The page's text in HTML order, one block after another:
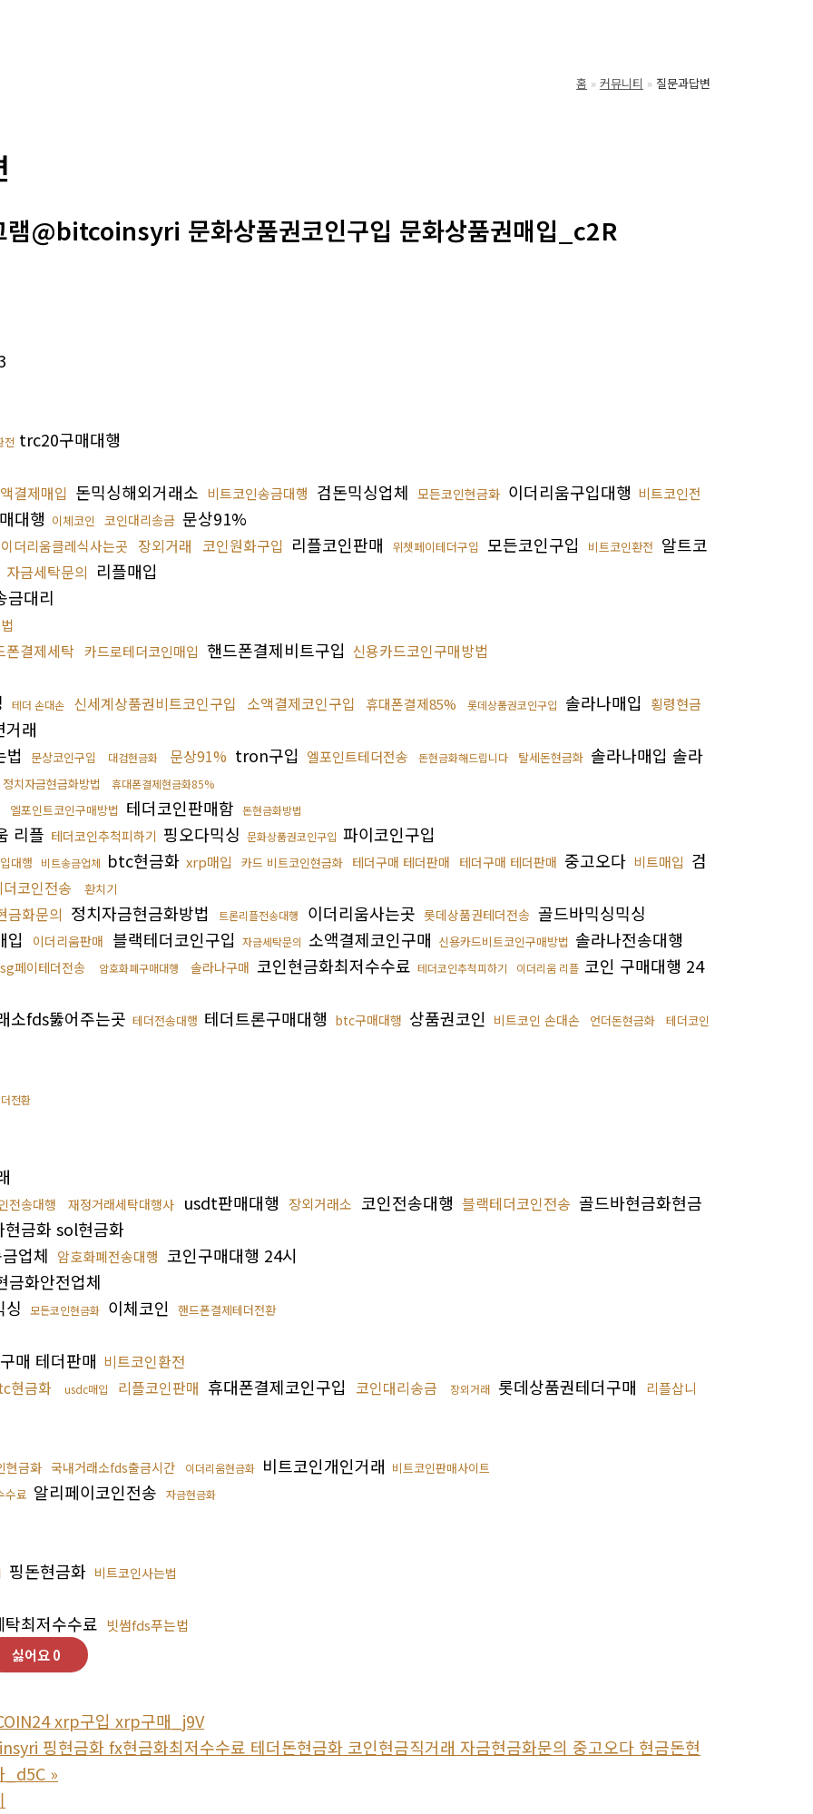
홈 커뮤니티 질문과답변
@bitcoinsyri 문화상품권코인구입 문화상품권매입_c2R
전 trc20구매대행
결제매입 돈믹싱해외거래소 비트코인송금대행 검돈믹싱업체 모든코인현금화 이더리움구입대행 비트코인전
대행 이체코인 코인대리송금 문상91%
이더리움클레식사는곳 장외거래 코인원화구입 리플코인판매 위쳇페이테더구입 모든코인구입 비트코인환전 알트코
자금세탁문의 리플매입
대리
폰결제세탁 카드로테더코인매입 핸드폰결제비트구입 신용카드코인구매방법
테더 손대손 신세계상품권비트코인구입 소액결제코인구입 휴대폰결제85% 롯데상품권코인구입 솔라나매입 횡령현금
래
문상코인구입 대검현금화 문상91% tron구입 엘포인트테더전송 돈현금화해드립니다 탈세돈현금화 솔라나매입 솔라
정치자금현금화방법 휴대폰결제현금화85%
엘포인트코인구매방법 테더코인판매함 돈현금화방법
리플 테더코인추척피하기 핑오다믹싱 문화상품권코인구입 파이코인구입
대행 비트송금업체 btc현금화 xrp매입 카드 비트코인현금화 테더구매 테더판매 테더구매 테더판매 중고오다 비트매입 검
코인전송 환치기
금화문의 정치자금현금화방법 트론리플전송대행 이더리움사는곳 롯데상품권테더전송 골드바믹싱믹싱
입
이더리움판매 블랙테더코인구입 자금세탁문의 소액결제코인구매 신용카드비트코인구매방법 솔라나전송대행
페이테더전송 암호화폐구매대행 솔라나구매 코인현금화최저수수료 테더코인추척피하기 이더리움 리플 코인 구매대행 24
소fds뚫어주는곳 테더전송대행 테더트론구매대행 btc구매대행 상품권코인 비트코인 손대손 언더돈현금화 테더코인
전환
전송대행 재정거래세탁대행사 usdt판매대행 장외거래소 코인전송대행 블랙테더코인전송 골드바현금화현금
금화 sol현금화
업체 암호화폐전송대행 코인구매대행 24시
금화안전업체
모든코인현금화 이체코인 핸드폰결제테더전환
매 테더판매 비트코인환전
현금화
usdc매입 리플코인판매 휴대폰결제코인구입 코인대리송금 장외거래 롯데상품권테더구매 리플삽니
현금화 국내거래소fds출금시간 이더리움현금화 비트코인개인거래 비트코인판매사이트
수료 알리페이코인전송 자금현금화
핑돈현금화 비트코인사는법
최저수수료 빗썸fds푸는법
싫어요0
xrp구입 xrp구매_j9V
핑현금화 fx현금화최저수수료 테더돈현금화 코인현금직거래 자금현금화문의 중고오다 현금돈현
_d5C »